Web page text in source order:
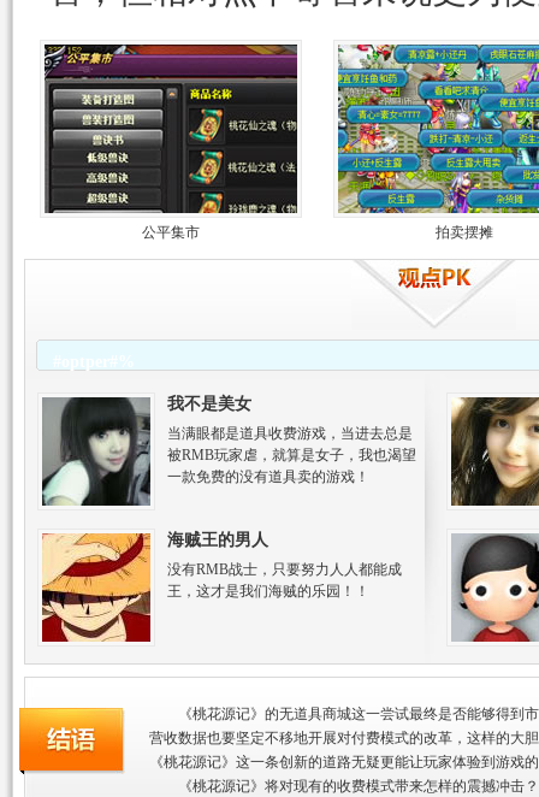
公平集市 拍卖摆摊
我不是美女
当满眼都是道具收费游戏，当进去总是
被RMB玩家虐，就算是女子，我也渴望
一款免费的没有道具卖的游戏！
海贼王的男人
没有RMB战士，只要努力人人都能成
王，这才是我们海贼的乐园！！
《桃花源记》的无道具商城这一尝试最终是否能够得
营收数据也要坚定不移地开展对付费模式的改革，这样的大
《桃花源记》这一条创新的道路无疑更能让玩家体验到游
《桃花源记》将对现有的收费模式带来怎样的震撼冲击